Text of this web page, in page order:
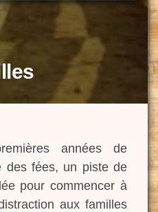
années de
des fées, un piste de
pour commencer à
aux familles